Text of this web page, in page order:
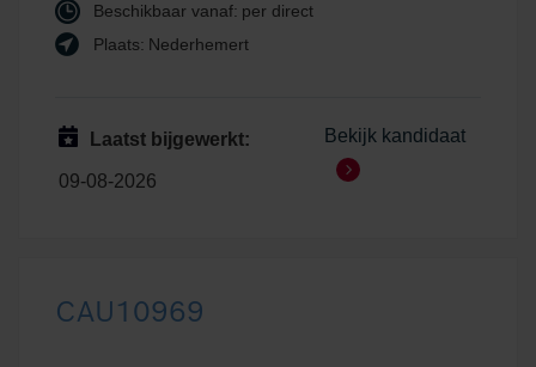
Beschikbaar vanaf: per direct
Plaats: Nederhemert
Laatst bijgewerkt:
09-08-2026
Bekijk kandidaat
CAU10969